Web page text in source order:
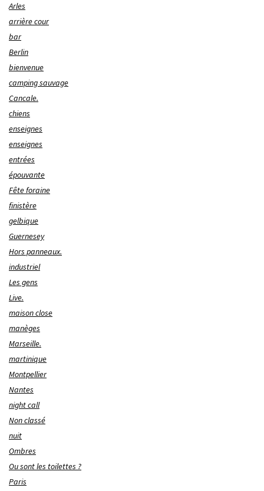
Arles
arrière cour
bar
Berlin
bienvenue
camping sauvage
Cancale.
chiens
enseignes
enseignes
entrées
épouvante
Fête foraine
finistère
gelbique
Guernesey
Hors panneaux.
industriel
Les gens
Live.
maison close
manèges
Marseille.
martinique
Montpellier
Nantes
night call
Non classé
nuit
Ombres
Ou sont les toilettes ?
Paris